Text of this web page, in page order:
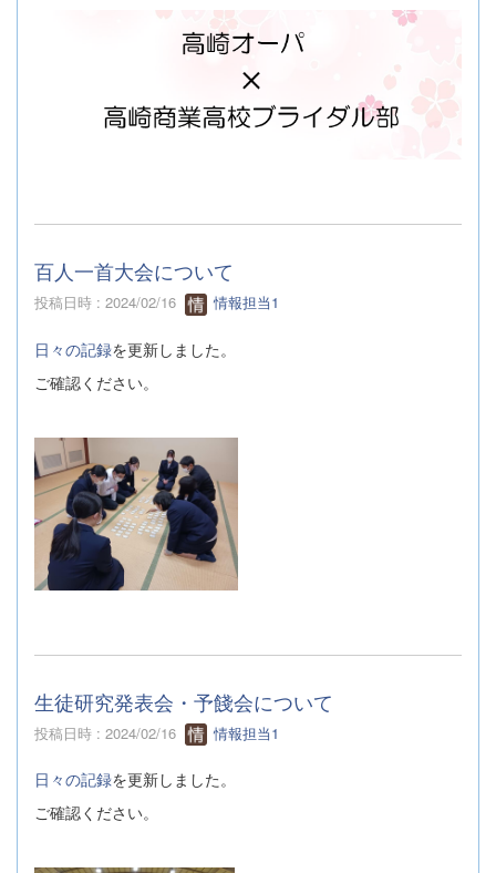
百人一首大会について
投稿日時 : 2024/02/16 情報担当1
日々の記録を更新しました。
ご確認ください。
生徒研究発表会・予餞会について
投稿日時 : 2024/02/16 情報担当1
日々の記録を更新しました。
ご確認ください。